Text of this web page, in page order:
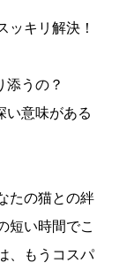
ッキリ解決！
添うの？
い意味がある
たの猫との絆
短い時間でこ
、もうコスパ